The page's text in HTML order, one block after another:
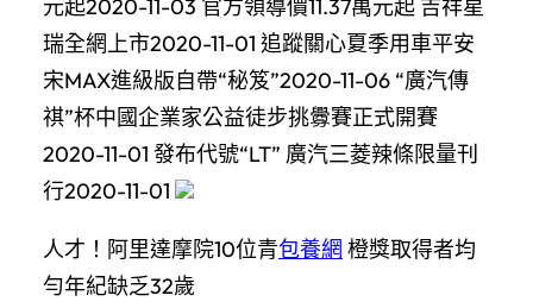
元起2020-11-03 官方領導價11.37萬元起 吉祥星
瑞全網上市2020-11-01 追蹤關心夏季用車平安
宋MAX進級版自帶“秘笈”2020-11-06 “廣汽傳
祺”杯中國企業家公益徒步挑釁賽正式開賽
2020-11-01 發布代號“LT” 廣汽三菱辣條限量刊
行2020-11-01
人才！阿里達摩院10位青包養網 橙獎取得者均
勻年紀缺乏32歲